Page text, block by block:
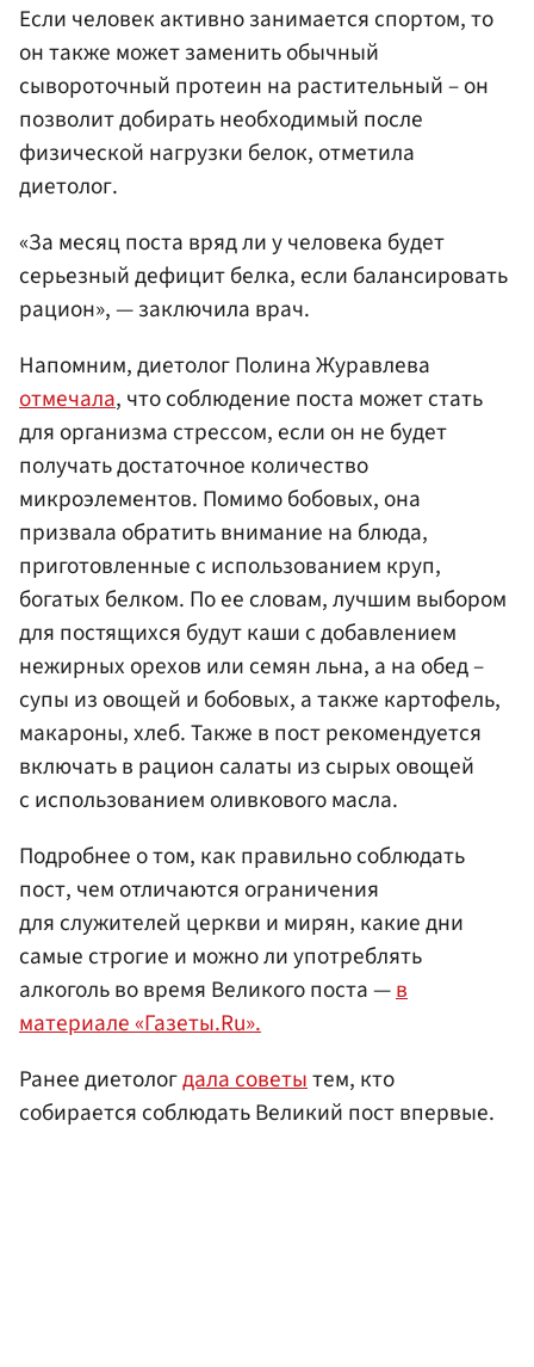
Если человек активно занимается спортом, то
он также может заменить обычный
сывороточный протеин на растительный – он
позволит добирать необходимый после
физической нагрузки белок, отметила
диетолог.
«За месяц поста вряд ли у человека будет
серьезный дефицит белка, если балансировать
рацион», — заключила врач.
Напомним, диетолог Полина Журавлева
отмечала, что соблюдение поста может стать
для организма стрессом, если он не будет
получать достаточное количество
микроэлементов. Помимо бобовых, она
призвала обратить внимание на блюда,
приготовленные с использованием круп,
богатых белком. По ее словам, лучшим выбором
для постящихся будут каши с добавлением
нежирных орехов или семян льна, а на обед –
супы из овощей и бобовых, а также картофель,
макароны, хлеб. Также в пост рекомендуется
включать в рацион салаты из сырых овощей
с использованием оливкового масла.
Подробнее о том, как правильно соблюдать
пост, чем отличаются ограничения
для служителей церкви и мирян, какие дни
самые строгие и можно ли употреблять
алкоголь во время Великого поста —в
материале «Газеты.Ru».
Ранее диетологдала советытем, кто
собирается соблюдать Великий пост впервые.